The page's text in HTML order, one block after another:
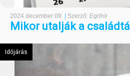
2024 december 09. Szerző: Egrihír
Mikor utalják a
Időjárás